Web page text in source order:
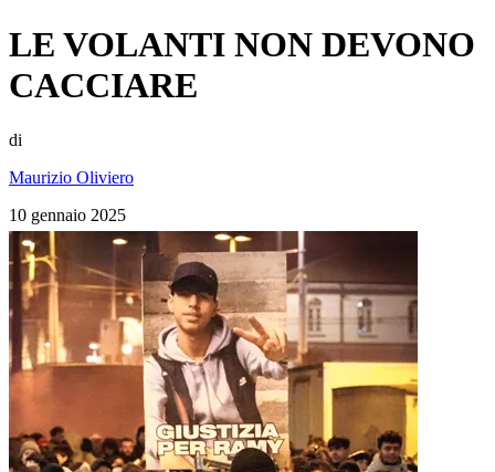
LE VOLANTI NON DEVONO
CACCIARE
di
Maurizio Oliviero
10 gennaio 2025